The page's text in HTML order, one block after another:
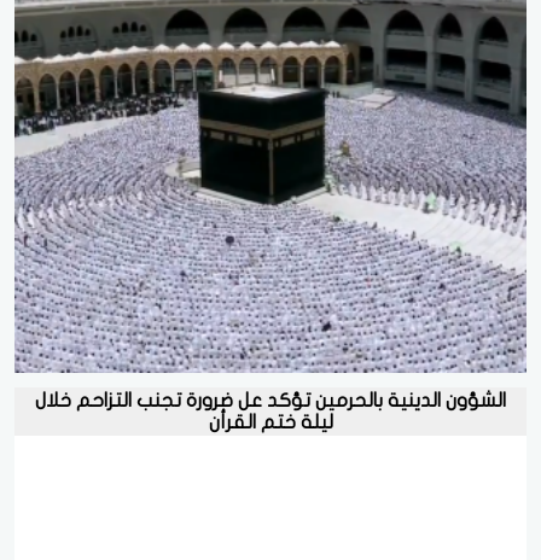
الشؤون الدينية بالحرمين تؤكد عل ضرورة تجنب التزاحم خلال
ليلة ختم القرأن